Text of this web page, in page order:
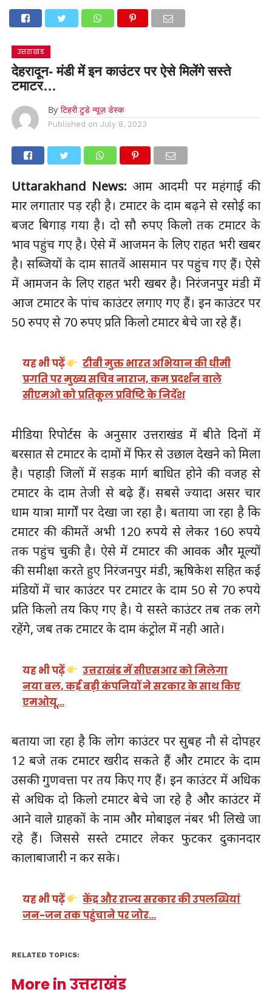
उत्तराखंड
देहरादून- मंडी में इन काउंटर पर ऐसे मिलेंगे सस्ते
टमाटर…
By टिहरी टुडे न्यूज़ डेस्क
Published on July 8, 2023
Uttarakhand News: आम आदमी पर महंगाई की
मार लगातार पड़ रही है। टमाटर के दाम बढ़ने से रसोई का
बजट बिगाड़ गया है। दो सौ रुपए किलो तक टमाटर के
भाव पहुंच गए है। ऐसे में आजमन के लिए राहत भरी खबर
है। सब्जियों के दाम सातवें आसमान पर पहुंच गए हैं। ऐसे
में आमजन के लिए राहत भरी खबर है। निरंजनपुर मंडी में
आज टमाटर के पांच काउंटर लगाए गए हैं। इन काउंटर पर
50 रुपए से 70 रुपए प्रति किलो टमाटर बेचे जा रहे हैं।
यह भी पढ़ें
टीबी मुक्त भारत अभियान की धीमी
प्रगति पर मुख्य सचिव नाराज, कम प्रदर्शन वाले
सीएमओ को प्रतिकूल प्रविष्टि के निर्देश
मीडिया रिपोर्टस के अनुसार उत्तराखंड में बीते दिनों में
बरसात से टमाटर के दामों में फिर से उछाल देखने को मिला
है। पहाड़ी जिलों में सड़क मार्ग बाधित होने की वजह से
टमाटर के दाम तेजी से बढ़े हैं। सबसे ज्यादा असर चार
धाम यात्रा मार्गों पर देखा जा रहा है। बताया जा रहा है कि
टमाटर की कीमतें अभी 120 रुपये से लेकर 160 रुपये
तक पहुंच चुकी है। ऐसे में टमाटर की आवक और मूल्यों
की समीक्षा करते हुए निरंजनपुर मंडी, ऋषिकेश सहित कई
मंडियों में चार काउंटर पर टमाटर के दाम 50 से 70 रुपये
प्रति किलो तय किए गए है। ये सस्ते काउंटर तब तक लगे
रहेंगे, जब तक टमाटर के दाम कंट्रोल में नही आते।
यह भी पढ़ें
उत्तराखंड में सीएसआर को मिलेगा
नया बल, कई बड़ी कंपनियों ने सरकार के साथ किए
एमओयू…
बताया जा रहा है कि लोग काउंटर पर सुबह नौ से दोपहर
12 बजे तक टमाटर खरीद सकते हैं और टमाटर के दाम
उसकी गुणवत्ता पर तय किए गए हैं। इन काउंटर में अधिक
से अधिक दो किलो टमाटर बेचे जा रहे है और काउंटर में
आने वाले ग्राहकों के नाम और मोबाइल नंबर भी लिखे जा
रहे हैं। जिससे सस्ते टमाटर लेकर फुटकर दुकानदार
कालाबाजारी न कर सके।
यह भी पढ़ें
केंद्र और राज्य सरकार की उपलब्धियां
जन-जन तक पहुंचाने पर जोर…
RELATED TOPICS:
More in उत्तराखंड